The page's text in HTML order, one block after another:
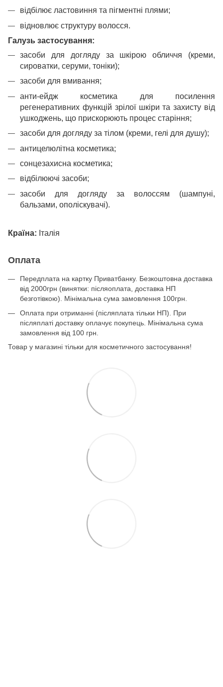
відбілює ластовиння та пігментні плями;
відновлює структуру волосся.
Галузь застосування:
засоби для догляду за шкірою обличчя (креми,
сироватки, серуми, тоніки);
засоби для вмивання;
анти-ейдж косметика для посилення
регенеративних функцій зрілої шкіри та захисту від
ушкоджень, що прискорюють процес старіння;
засоби для догляду за тілом (креми, гелі для душу);
антицелюлітна косметика;
сонцезахисна косметика;
відбілюючі засоби;
засоби для догляду за волоссям (шампуні,
бальзами, ополіскувачі).
Країна: Італія
Оплата
Передплата на картку Приватбанку. Безкоштовна доставка
від 2000грн (винятки: післяоплата, доставка НП
безготівкою). Мінімальна сума замовлення 100грн.
Оплата при отриманні (післяплата тільки НП). При
післяплаті доставку оплачує покупець. Мінімальна сума
замовлення від 100 грн.
Товар у магазині тільки для косметичного застосування!